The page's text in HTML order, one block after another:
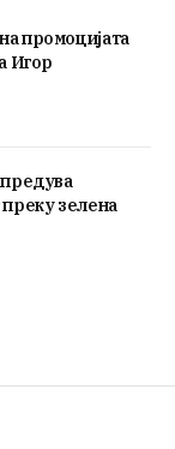
промоцијата
Игор
преку зелена